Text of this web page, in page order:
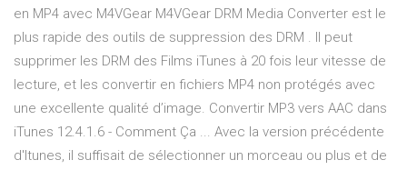
en MP4 avec M4VGear M4VGear DRM Media Converter est le
plus rapide des outils de suppression des DRM . Il peut
supprimer les DRM des Films iTunes à 20 fois leur vitesse de
lecture, et les convertir en fichiers MP4 non protégés avec
une excellente qualité d’image. Convertir MP3 vers AAC dans
iTunes 12.4.1.6 - Comment Ça ... Avec la version précédente
d'Itunes, il suffisait de sélectionner un morceau ou plus et de